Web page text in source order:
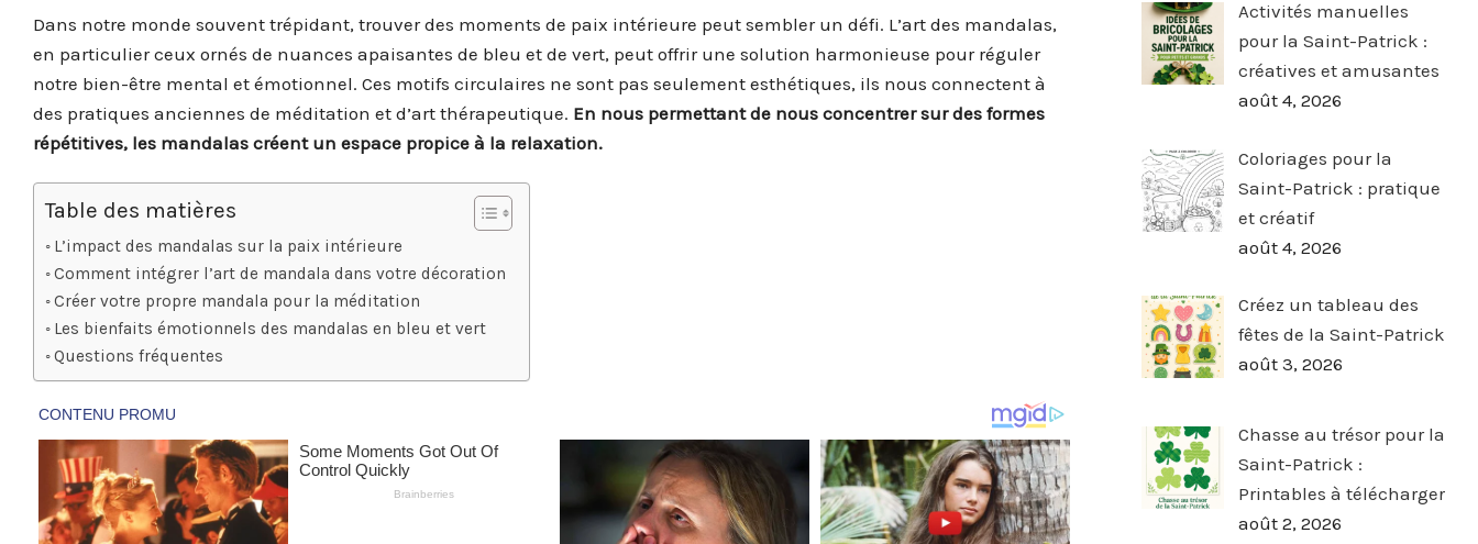
Dans notre monde souvent trépidant, trouver des moments de paix intérieure peut sembler un défi. L’art des mandalas,
en particulier ceux ornés de nuances apaisantes de bleu et de vert, peut offrir une solution harmonieuse pour réguler
notre bien-être mental et émotionnel. Ces motifs circulaires ne sont pas seulement esthétiques, ils nous connectent à
des pratiques anciennes de méditation et d’art thérapeutique. En nous permettant de nous concentrer sur des formes
répétitives, les mandalas créent un espace propice à la relaxation.
Table des matières
L’impact des mandalas sur la paix intérieure
Comment intégrer l’art de mandala dans votre décoration
Créer votre propre mandala pour la méditation
Les bienfaits émotionnels des mandalas en bleu et vert
Questions fréquentes
Activités manuelles
pour la Saint-Patrick :
créatives et amusantes
août 4, 2026
Coloriages pour la
Saint-Patrick : pratique
et créatif
août 4, 2026
Créez un tableau des
fêtes de la Saint-Patrick
août 3, 2026
Chasse au trésor pour la
Saint-Patrick :
Printables à télécharger
août 2, 2026